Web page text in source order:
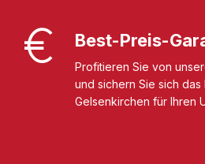
Best-Preis-
Profitieren Sie von
und sichern Sie sich
Gelsenkirchen für Ihren